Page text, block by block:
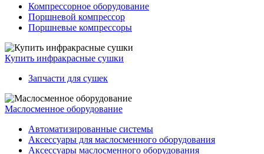
Компрессорное оборудование
Поршневой компрессор
Поршневые компрессоры
Купить инфракрасные сушки
Запчасти для сушек
Маслосменное оборудование
Автоматизированные системы
Аксессуары для маслосменного оборудования
Аксессуары маслосменного оборудования